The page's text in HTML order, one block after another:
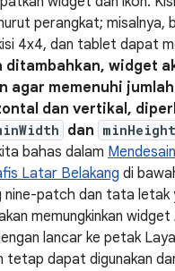
perangkat; misalnya,
4x4, dan tablet dapat
ditambahkan, widget
agar memenuhi
dan vertikal,
dan minHeight
bahas dalam
Latar Belakang di
nine-patch dan tata letak
memungkinkan widget
lancar ke petak
tetap dapat digunakan